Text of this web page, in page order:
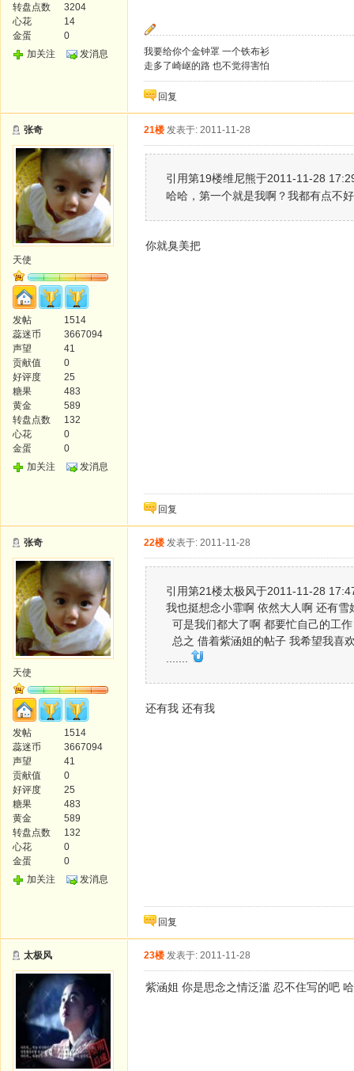
转盘点数
3204
心花
14
金蛋
0
加关注
发消息
我要给你个金钟罩 一个铁布衫
走多了崎岖的路 也不觉得害怕
回复
张奇
天使
发帖
1514
蕊迷币
3667094
声望
41
贡献值
0
好评度
25
糖果
483
黄金
589
转盘点数
132
心花
0
金蛋
0
加关注
发消息
21楼 发表于: 2011-11-28
引用第19楼维尼熊于2011-11-28
哈哈，第一个就是我啊？我都有点不
你就臭美把
回复
张奇
天使
发帖
1514
蕊迷币
3667094
声望
41
贡献值
0
好评度
25
糖果
483
黄金
589
转盘点数
132
心花
0
金蛋
0
加关注
发消息
22楼 发表于: 2011-11-28
引用第21楼太极风于2011-11-28
我也挺想念小霏啊 依然大人啊 还有雪
可是我们都大了啊 都要忙自己的工
总之 借着紫涵姐的帖子 我希望我喜
还有我 还有我
回复
太极风 23楼 发表于: 2011-11-28
紫涵姐 你是思念之情泛滥 忍不住写的吧